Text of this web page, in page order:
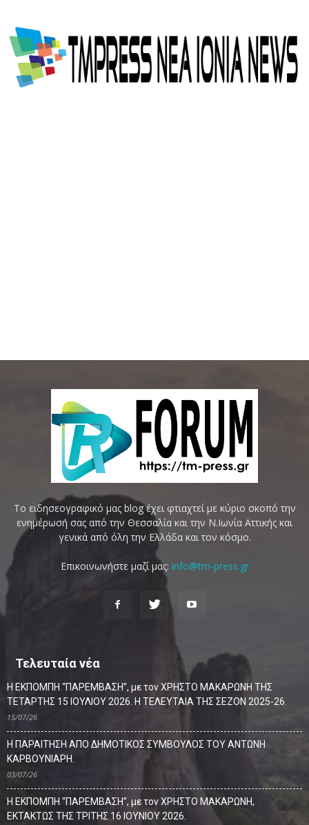
Το ειδησεογραφικό μας blog έχει φτιαχτεί με κύριο σκοπό την
ενημέρωσή σας από την Θεσσαλία και την Ν.Ιωνία Αττικής και
γενικά από όλη την Ελλάδα και τον κόσμο.
Επικοινωνήστε μαζί μας: info@tm-press.gr
Τελευταία νέα
Η ΕΚΠΟΜΠΗ “ΠΑΡΕΜΒΑΣΗ”, με τον ΧΡΗΣΤΟ ΜΑΚΑΡΩΝΗ ΤΗΣ
ΤΕΤΑΡΤΗΣ 15 ΙΟΥΛΙΟΥ 2026. Η ΤΕΛΕΥΤΑΙΑ ΤΗΣ ΣΕΖΟΝ 2025-26.
15/07/26
Η ΠΑΡΑΙΤΗΣΗ ΑΠΟ ΔΗΜΟΤΙΚΟΣ ΣΥΜΒΟΥΛΟΣ ΤΟΥ ΑΝΤΩΝΗ
ΚΑΡΒΟΥΝΙΑΡΗ.
03/07/26
Η ΕΚΠΟΜΠΗ “ΠΑΡΕΜΒΑΣΗ”, με τον ΧΡΗΣΤΟ ΜΑΚΑΡΩΝΗ,
ΕΚΤΑΚΤΩΣ ΤΗΣ ΤΡΙΤΗΣ 16 ΙΟΥΝΙΟΥ 2026.